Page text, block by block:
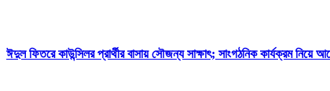
ঈদুল ফিতরে কাউন্সিলর প্রার্থীর বাসায় সৌজন্য সাক্ষাৎ; সাংগঠনিক কার্যক্রম নিয়ে